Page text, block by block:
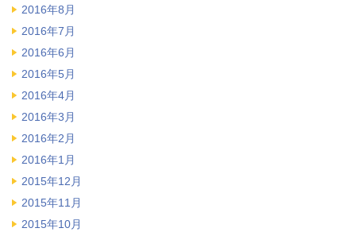
2016年8月
2016年7月
2016年6月
2016年5月
2016年4月
2016年3月
2016年2月
2016年1月
2015年12月
2015年11月
2015年10月